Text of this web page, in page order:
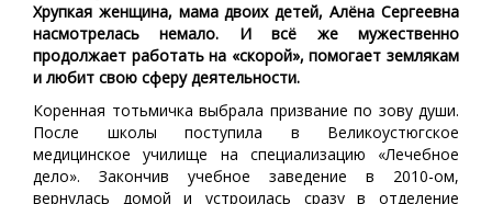
Хрупкая женщина, мама двоих детей, Алёна Сергеевна
насмотрелась немало. И всё же мужественно
продолжает работать на «скорой», помогает землякам
и любит свою сферу деятельности.
Коренная тотьмичка выбрала призвание по зову души.
После школы поступила в Великоустюгское
медицинское училище на специализацию «Лечебное
дело». Закончив учебное заведение в 2010-ом,
вернулась домой и устроилась сразу в отделение